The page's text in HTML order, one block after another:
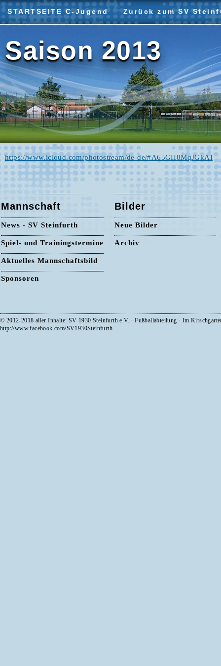
STARTSEITE C-Jugend Zurück zum SV
Saison 2013
https://www.icloud.com/photostream/de-de/#A65GH8MqJGkAI
Mannschaft
News - SV Steinfurth
Spiel- und Trainingstermine
Aktuelles Mannschaftsbild
Sponsoren
Bilder
Neue Bilder
Archiv
© 2012-2018 aller Inhalte: SV 1930 Steinfurth e.V. · Fußballabteilung · Im
http://www.facebook.com/SV1930Steinfurth